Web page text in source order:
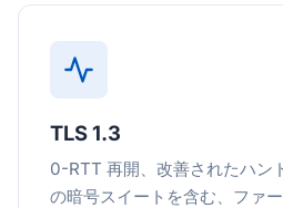
TLS 1.3
0-RTT 再開、改善されたハン
の暗号スイートを含む、ファ